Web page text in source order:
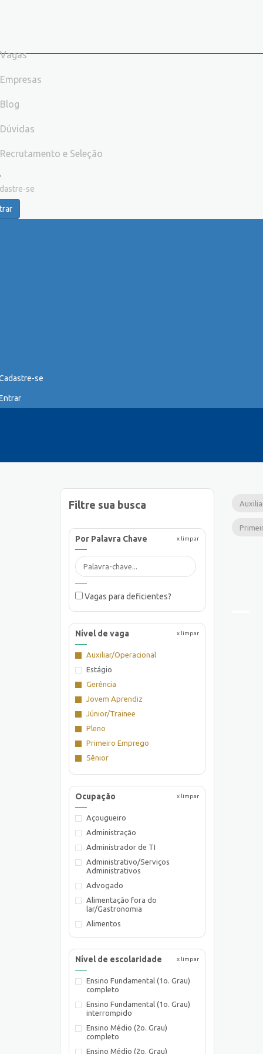
Vagas
Empresas
Blog
Dúvidas
Recrutamento e Seleção
se
se
Filtre sua busca
x limpar
Por Palavra Chave
Vagas para deficientes?
x limpar
Nível de vaga
Auxiliar/Operacional
Estágio
Gerência
Jovem Aprendiz
Júnior/Trainee
Pleno
Primeiro Emprego
Sênior
Técnico
x limpar
Ocupação
Açougueiro
Administração
Administrador de TI
Administrativo/Serviços
Administrativos
Advogado
Alimentação fora do
lar/Gastronomia
Alimentos
Almoxarife
Assistente de Planejamento
Atendente Comercial
Auxiliar de Cozinha
Auxiliar de Laboratório
x limpar
Nível de escolaridade
Ensino Fundamental (1o. Grau)
completo
Ensino Fundamental (1o. Grau)
interrompido
Ensino Médio (2o. Grau)
completo
Ensino Médio (2o. Grau)